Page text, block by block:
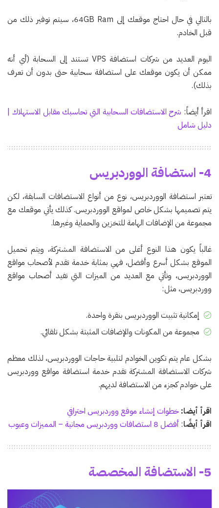
بالتالي في حال احتاج موقعك إلى 64GB Ram، سيتم توفير ذلك من
قبل الخادم.
اليوم العديد من شركات استضافة VPS تستند إلى السحابة (أي أنه
ممكن أن يكون موقعك على استضافة سحابية حتى بدون أن تعرف
بذلك).
اقرأ أيضاً: شرح الاستضافات السحابية التي تحاسبك مقابل الاستهلاك |
دليل شامل
4- استضافة الووردبريس
تعتبر استضافة الووردبريس، نوع من أنواع الاستضافات السابقة، لكن
يتم تصميمها بشكل خاص لمواقع الووردبريس. كذلك يأتي موقعك مع
مجموعة من الإضافات الهامة للتخزين والحماية وغيرها.
غالباً يكون هذا النوع أغلى من الاستضافة المشتركة، ويتم تحميل
الموقع بشكل أسرع وأفضل، فهي بمثابة خدمة تقدم لأصحاب مواقع
الووردبريس، وتأتي مع العديد من الميزات التي تفيد أصحاب مواقع
ووردبريس، مثل:
إمكانية تثبيت الووردبريس بنقرة واحدة.
مجموعة من المكونات والإضافات المثبتة بشكل تلقائي.
بشكل عام يتم تكوين الخوادم لتلبية حاجات الووردبريس، لذلك معظم
شركات الاستضافة المشتركة تقدم خدمة استضافة مواقع ووردبريس
على خوادم كجزء من الاستضافة لديهم.
اقرأ أيضا: خطوات إنشاء موقع ووردبريس احترافي
اقرأ أيضًا: أفضل 8 استضافات ووردبريس مجانية – المميزات وعيوب
5- الاستضافة المخصصة